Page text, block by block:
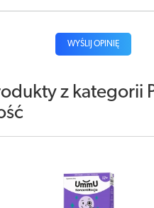
WYŚLIJ OPINIĘ
z kategorii